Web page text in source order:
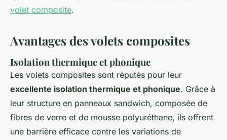
volet composite.
Avantages des volets composites
Isolation thermique et phonique
Les volets composites sont réputés pour leur
excellente isolation thermique et phonique. Grâce à
leur structure en panneaux sandwich, composée de
fibres de verre et de mousse polyuréthane, ils offrent
une barrière efficace contre les variations de